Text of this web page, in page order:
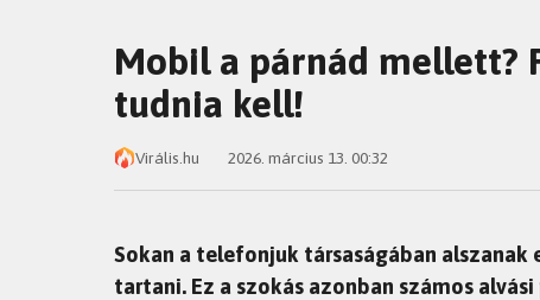
Mobil a párnád mellett?
tudnia kell!
Virális.hu 2026. március 13. 00:32
Sokan a telefonjuk társaságában alszanak
tartani. Ez a szokás azonban számos